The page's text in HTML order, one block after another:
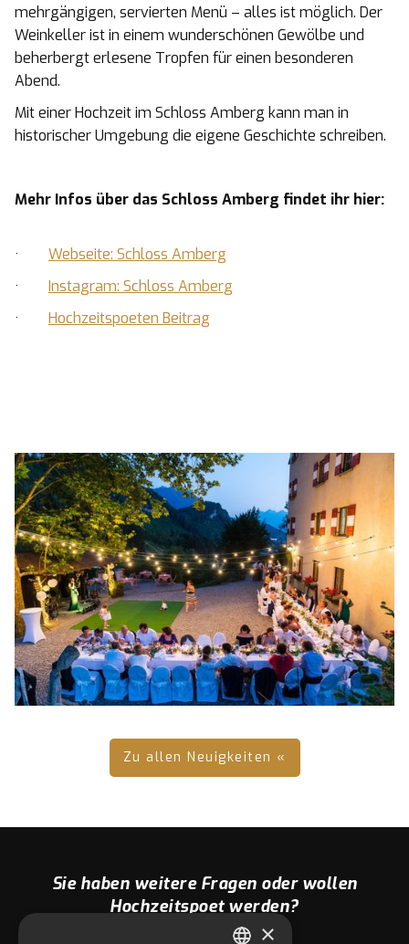
mehrgängigen, servierten Menü – alles ist möglich. Der
Weinkeller ist in einem wunderschönen Gewölbe und
beherbergt erlesene Tropfen für einen besonderen
Abend.
Mit einer Hochzeit im Schloss Amberg kann man in
historischer Umgebung die eigene Geschichte schreiben.
Mehr Infos über das Schloss Amberg findet ihr hier:
· Webseite: Schloss Amberg
· Instagram: Schloss Amberg
· Hochzeitspoeten Beitrag
Zu allen Neuigkeiten «
Sie haben weitere Fragen oder wollen
Hochzeitspoet werden?
×